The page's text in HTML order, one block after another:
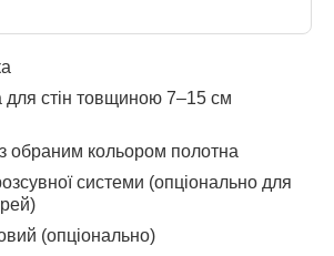
для стін товщиною 7–15 см
обраним кольором полотна
системи (опціонально для
(опціонально)